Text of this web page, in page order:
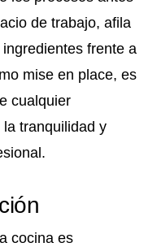
de trabajo, afila
frente a
mise en place, es
cualquier
tranquilidad y
cocina es